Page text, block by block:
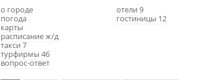
о городе
погода
карты
расписание ж/д
такси 7
турфирмы 46
вопрос-ответ
отели 9
гостиницы 12